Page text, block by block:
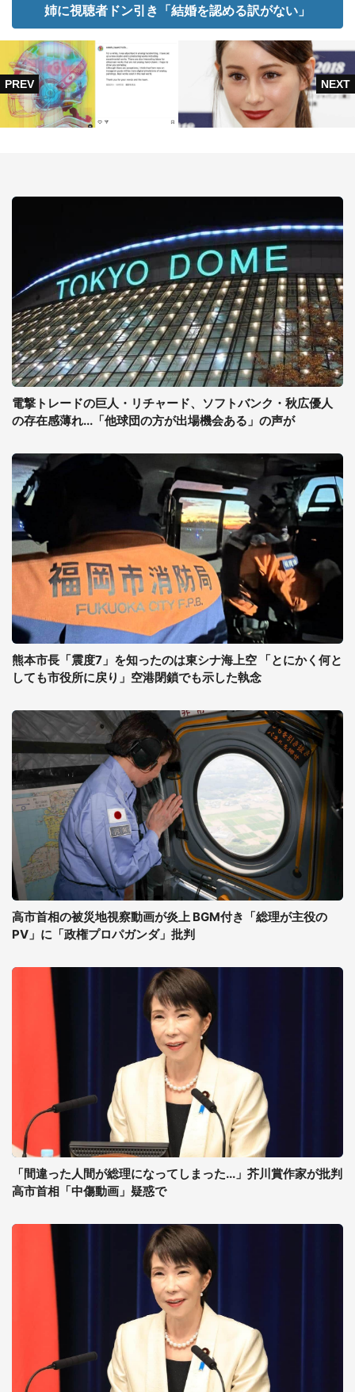
姉に視聴者ドン引き「結婚を認める訳がない」
電撃トレードの巨人・リチャード、ソフトバンク・秋広優人
の存在感薄れ...「他球団の方が出場機会ある」の声が
熊本市長「震度7」を知ったのは東シナ海上空 「とにかく何と
しても市役所に戻り」空港閉鎖でも示した執念
高市首相の被災地視察動画が炎上 BGM付き「総理が主役の
PV」に「政権プロパガンダ」批判
「間違った人間が総理になってしまった...」芥川賞作家が批判
高市首相「中傷動画」疑惑で